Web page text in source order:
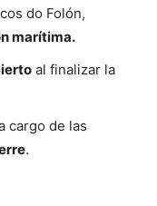
do Folón,
marítima.
al finalizar la
cargo de las
.